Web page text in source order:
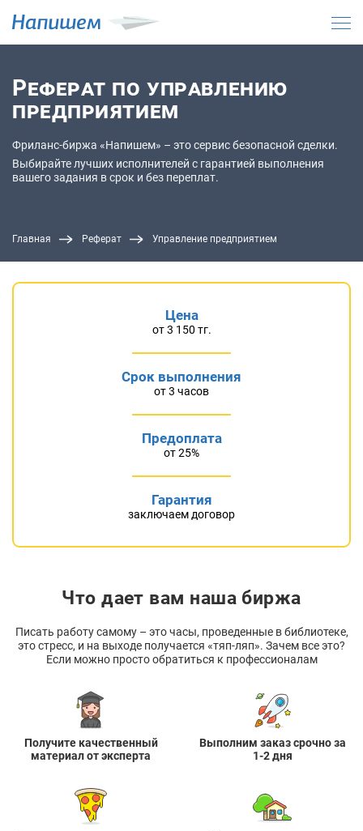
Реферат по управлению
предприятием
Фриланс-биржа «Напишем» – это сервис безопасной сделки.
Выбирайте лучших исполнителей с гарантией выполнения
вашего задания в срок и без переплат.
Главная Реферат Управление предприятием
Цена
от 3 150 тг.
Срок выполнения
от 3 часов
Предоплата
от 25%
Гарантия
заключаем договор
Что дает вам наша биржа
Писать работу самому – это часы, проведенные в библиотеке,
это стресс, и на выходе получается «тяп-ляп». Зачем все это?
Если можно просто обратиться к профессионалам
Получите качественный
материал от эксперта
Выполним заказ срочно за
1-2 дня